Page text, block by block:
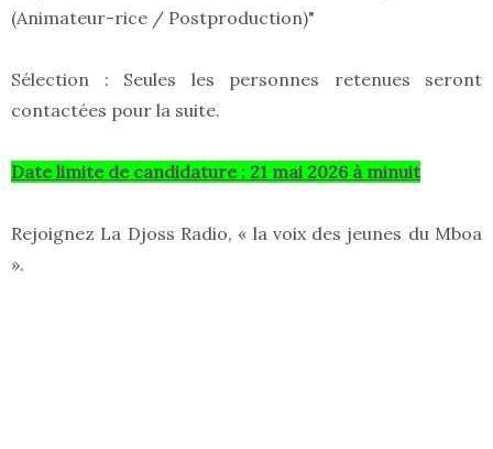
(Animateur-rice / Postproduction)"
Sélection : Seules les personnes retenues seront
contactées pour la suite.
Date limite de candidature : 21 mai 2026 à minuit
Rejoignez La Djoss Radio, « la voix des jeunes du Mboa
».